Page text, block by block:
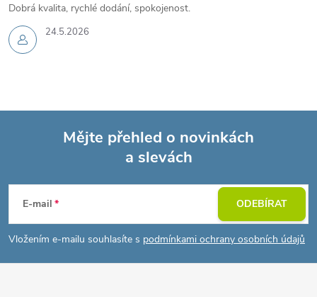
24.5.2026
Dobrá kvalita, rychlé dodání, spokojenost.
p
a
Mějte přehled o novinkách
a slevách
E-mail
Vložením e-mailu souhlasíte s podmínkami ochrany osobních údajů
ODEBÍRAT